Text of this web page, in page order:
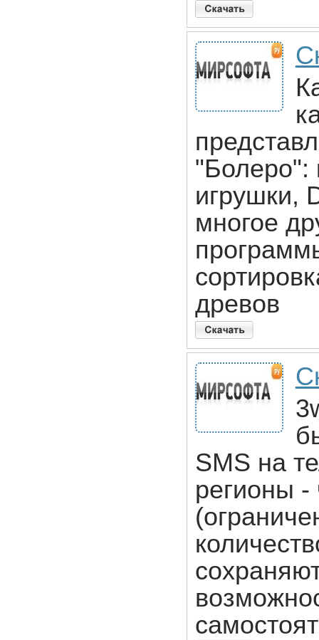
"Болеро":
игрушки,
многое
древов
SMS на
регионы -